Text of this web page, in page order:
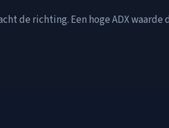
de richting. Een hoge ADX